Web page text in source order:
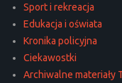
Sport i rekreacja
Edukacja i oświata
Kronika policyjna
Ciekawostki
Archiwalne materiały